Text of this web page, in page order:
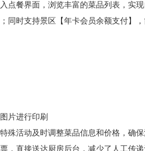
餐界面，浏览丰富的菜品列表，实现
同时支持景区【年卡会员余额支付】
片进行印刷
活动及时调整菜品信息和价格，确
直接送达厨房后台，减少了人工传递